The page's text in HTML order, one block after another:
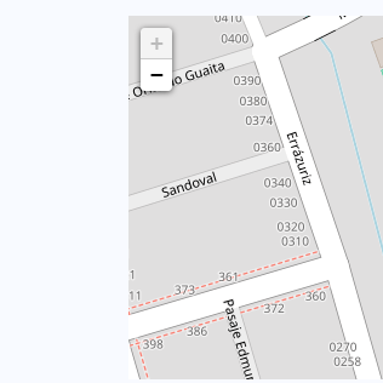
+
−